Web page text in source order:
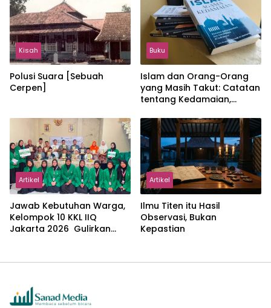
Kisah
Polusi Suara [Sebuah
Cerpen]
Buku
Islam dan Orang-Orang
yang Masih Takut: Catatan
tentang Kedamaian,
dalam Pemikiran Masykuri
Abdillah
Artikel
Jawab Kebutuhan Warga,
Kelompok 10 KKL IIQ
Jakarta 2026 Gulirkan
Artikel
Ilmu Titen itu Hasil
Observasi, Bukan
Kepastian